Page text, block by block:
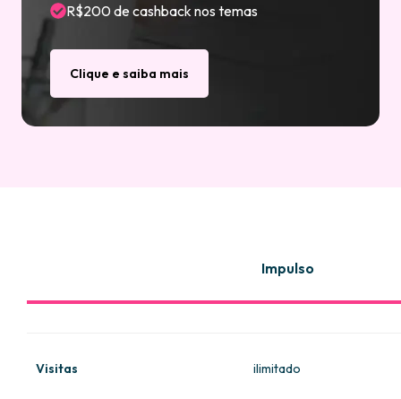
R$200 de cashback nos temas
Clique e saiba mais
Impulso
Visitas ilimitado